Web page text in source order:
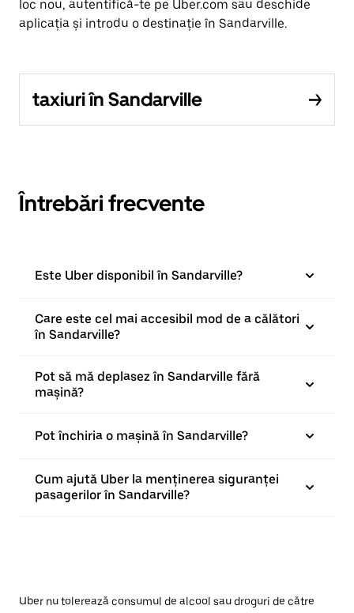
loc nou, autentifică-te pe Uber.com sau deschide
aplicația și introdu o destinație în Sandarville.
taxiuri în Sandarville
Întrebări frecvente
Este Uber disponibil în Sandarville?
Care este cel mai accesibil mod de a călători
în Sandarville?
Pot să mă deplasez în Sandarville fără
mașină?
Pot închiria o mașină în Sandarville?
Cum ajută Uber la menținerea siguranței
pasagerilor în Sandarville?
Uber nu tolerează consumul de alcool sau droguri de către